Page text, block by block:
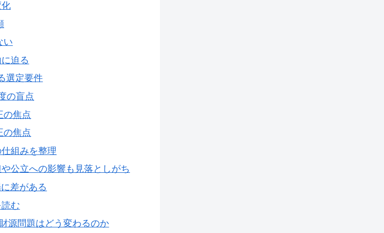
い
迫る
選定要件
の盲点
の焦点
の焦点
組みを整理
公立への影響も見落としがち
差がある
む
源問題はどう変わるのか